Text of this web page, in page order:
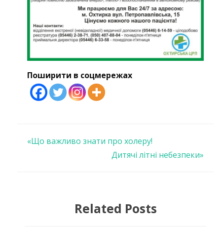
Поширити в соцмережах
Навігація
«Що важливо знати про холеру!
Дитячі літні небезпеки»
Related Posts